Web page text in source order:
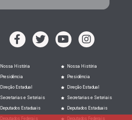
Nossa História
Presidência
Direção Estadual
Secretarias e Setoriais
Deputados Estaduais
Deputados Federais
Nossa História
Presidência
Direção Estadual
Secretarias e Setoriais
Deputados Estaduais
Deputados Federais